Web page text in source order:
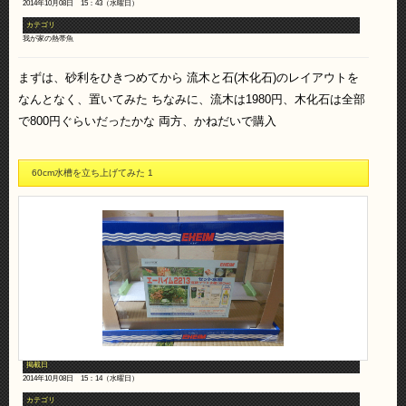
2014年10月08日 15：43（水曜日）
カテゴリ
我が家の熱帯魚
まずは、砂利をひきつめてから 流木と石(木化石)のレイアウトを
なんとなく、置いてみた ちなみに、流木は1980円、木化石は全部
で800円ぐらいだったかな 両方、かねだいで購入
60cm水槽を立ち上げてみた 1
掲載日
2014年10月08日 15：14（水曜日）
カテゴリ